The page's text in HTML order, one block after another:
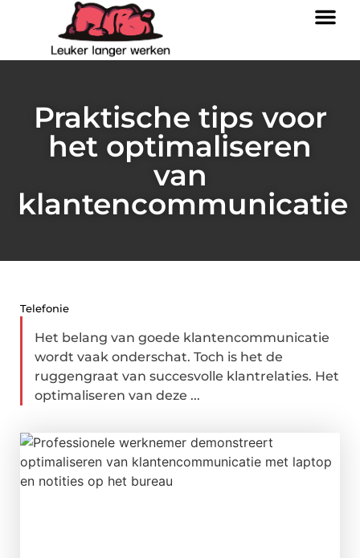
Praktische tips voor
het optimaliseren
van
klantencommunicatie
Telefonie
Het belang van goede klantencommunicatie
wordt vaak onderschat. Toch is het de
ruggengraat van succesvolle klantrelaties. Het
optimaliseren van deze ...